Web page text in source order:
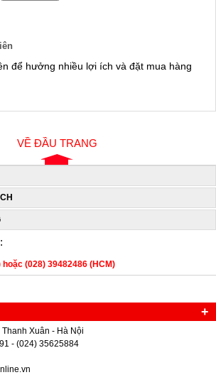
để hưởng nhiều lợi ích và đặt mua hàng
VỀ ĐẦU TRANG
(028) 39482486 (HCM)
Xuân - Hà Nội
- (024) 35625884